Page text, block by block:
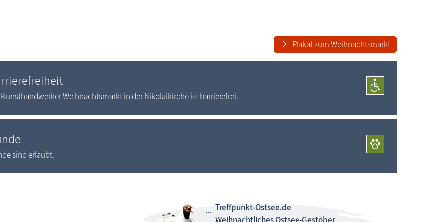
Plakat zum Weihnachtsmarkt
Kunsthandwerker Weihnachtsmarkt in der Nikolaikirche ist barrierefrei.
sind erlaubt.
Treffpunkt-Ostsee.de
Weihnachtliches Ostsee-Gestöber